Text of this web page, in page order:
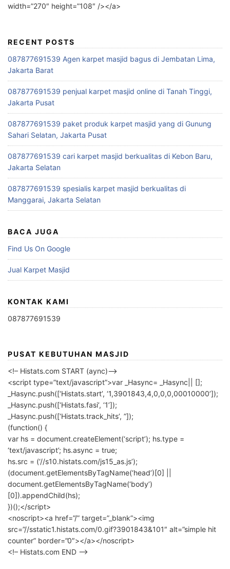
width=”270″ height=”108″ /></a>
RECENT POSTS
087877691539 Agen karpet masjid bagus di Jembatan Lima,
Jakarta Barat
087877691539 penjual karpet masjid online di Tanah Tinggi,
Jakarta Pusat
087877691539 paket produk karpet masjid yang di Gunung
Sahari Selatan, Jakarta Pusat
087877691539 cari karpet masjid berkualitas di Kebon Baru,
Jakarta Selatan
087877691539 spesialis karpet masjid berkualitas di
Manggarai, Jakarta Selatan
BACA JUGA
Find Us On Google
Jual Karpet Masjid
KONTAK KAMI
087877691539
PUSAT KEBUTUHAN MASJID
<!– Histats.com START (aync)–>
<script type=”text/javascript”>var _Hasync= _Hasync|| [];
_Hasync.push([‘Histats.start’, ‘1,3901843,4,0,0,0,00010000’]);
_Hasync.push([‘Histats.fasi’, ‘1’]);
_Hasync.push([‘Histats.track_hits’, ”]);
(function() {
var hs = document.createElement(‘script’); hs.type =
‘text/javascript’; hs.async = true;
hs.src = (‘//s10.histats.com/js15_as.js’);
(document.getElementsByTagName(‘head’)[0] ||
document.getElementsByTagName(‘body’)
[0]).appendChild(hs);
})();</script>
<noscript><a href=”/” target=”_blank”><img
src=”//sstatic1.histats.com/0.gif?3901843&101″ alt=”simple hit
counter” border=”0″></a></noscript>
<!– Histats.com END –>